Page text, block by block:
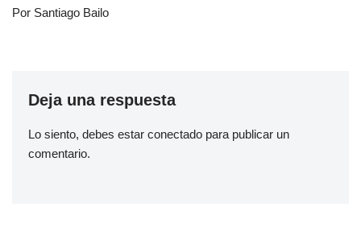
Por Santiago Bailo
Deja una respuesta
Lo siento, debes estar conectado para publicar un
comentario.